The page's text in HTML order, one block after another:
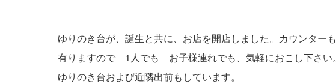
ゆりのき台が、誕生と共に、お店を開店しました。カウンターも
有りますので 1人でも お子様連れでも、気軽におこし下さい。
ゆりのき台および近隣出前もしています。